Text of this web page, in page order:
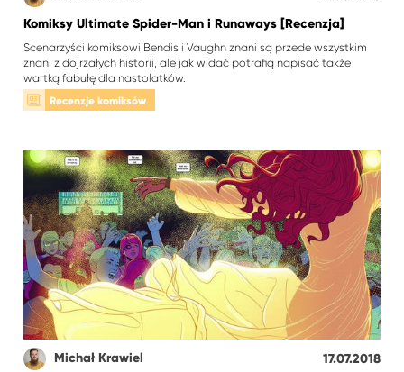
Komiksy Ultimate Spider-Man i Runaways [Recenzja]
Scenarzyści komiksowi Bendis i Vaughn znani są przede wszystkim
znani z dojrzałych historii, ale jak widać potrafią napisać także
wartką fabułę dla nastolatków.
Recenzje komiksów
Michał Krawiel
17.07.2018